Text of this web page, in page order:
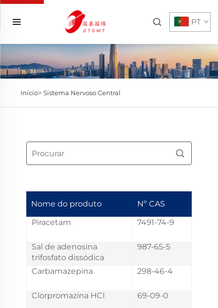
PT
Início> Sistema Nervoso Central
Nome do produto
Nº CAS
Piracetam
7491-74-9
Sal de adenosina
trifosfato dissódica
987-65-5
Carbamazepina 298-46-4
Clorpromazina HCl 69-09-0